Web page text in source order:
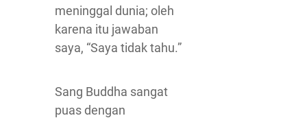
meninggal dunia; oleh
karena itu jawaban
saya, “Saya tidak tahu.”
Sang Buddha sangat
puas dengan